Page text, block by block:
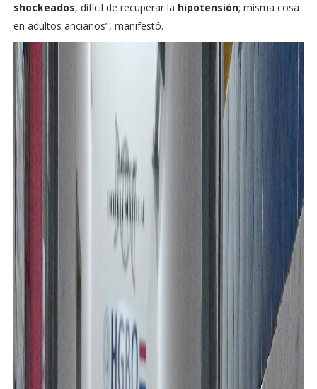
shockeados, difícil de recuperar la hipotensión; misma cosa
en adultos ancianos”, manifestó.